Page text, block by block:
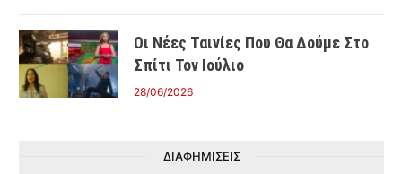
Οι Νέες Ταινίες Που Θα Δούμε Στο
Σπίτι Τον Ιούλιο
28/06/2026
ΔΙΑΦΗΜΙΣΕΙΣ